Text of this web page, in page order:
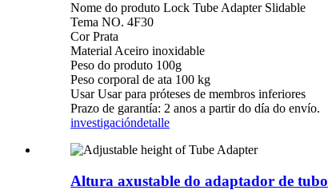
Nome do produto Lock Tube Adapter Slidable
Tema NO. 4F30
Cor Prata
Material Aceiro inoxidable
Peso do produto 100g
Peso corporal de ata 100 kg
Usar Usar para próteses de membros inferiores
Prazo de garantía: 2 anos a partir do día do envío.
investigacióndetalle
Altura axustable do adaptador de tubo